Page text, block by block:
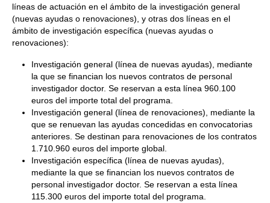
líneas de actuación en el ámbito de la investigación general
(nuevas ayudas o renovaciones), y otras dos líneas en el
ámbito de investigación específica (nuevas ayudas o
renovaciones):
Investigación general (línea de nuevas ayudas), mediante
la que se financian los nuevos contratos de personal
investigador doctor. Se reservan a esta línea 960.100
euros del importe total del programa.
Investigación general (línea de renovaciones), mediante la
que se renuevan las ayudas concedidas en convocatorias
anteriores. Se destinan para renovaciones de los contratos
1.710.960 euros del importe global.
Investigación específica (línea de nuevas ayudas),
mediante la que se financian los nuevos contratos de
personal investigador doctor. Se reservan a esta línea
115.300 euros del importe total del programa.